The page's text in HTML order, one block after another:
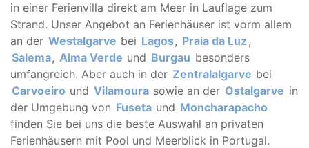
in einer Ferienvilla direkt am Meer in Lauflage zum
Strand. Unser Angebot an Ferienhäuser ist vorm allem
an der Westalgarve bei Lagos, Praia da Luz,
Salema, Alma Verde und Burgau besonders
umfangreich. Aber auch in der Zentralalgarve bei
Carvoeiro und Vilamoura sowie an der Ostalgarve in
der Umgebung von Fuseta und Moncharapacho
finden Sie bei uns die beste Auswahl an privaten
Ferienhäusern mit Pool und Meerblick in Portugal.